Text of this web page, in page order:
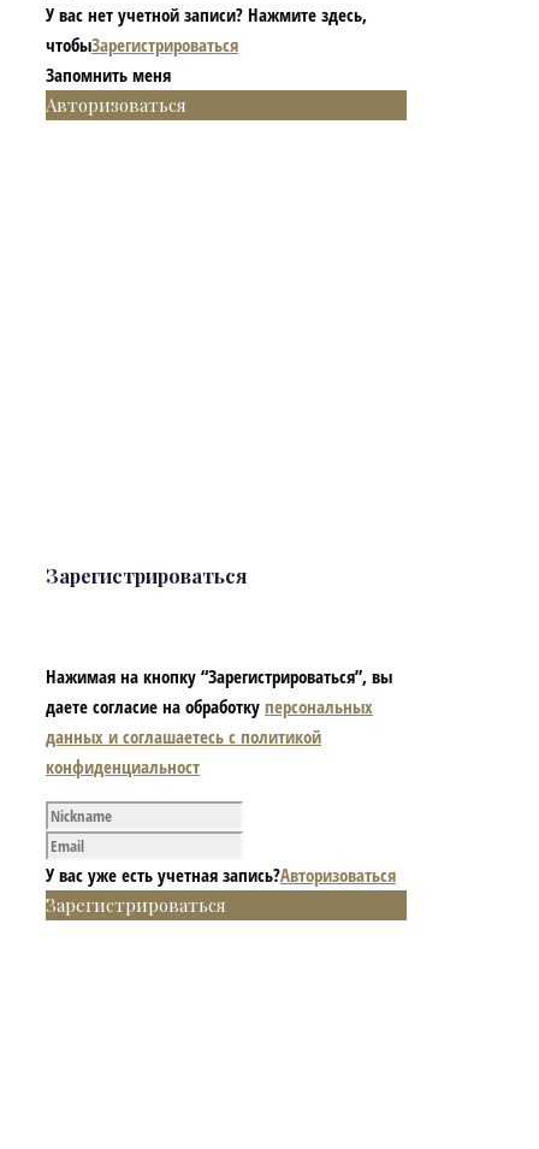
У вас нет учетной записи? Нажмите здесь,
чтобыЗарегистрироваться
Запомнить меня
Авторизоваться
Зарегистрироваться
Нажимая на кнопку “Зарегистрироваться”, вы
даете согласие на обработку персональных
данных и соглашаетесь с политикой
конфиденциальност
У вас уже есть учетная запись?Авторизоваться
Зарегистрироваться